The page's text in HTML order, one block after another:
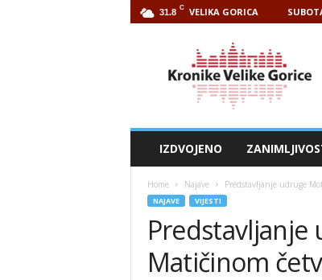
31.8 C VELIKA GORICA
IZDVOJENO
Home Najave Predstavljanje udruge
NAJAVE VIJESTI
Predstavljanje
Matičinom